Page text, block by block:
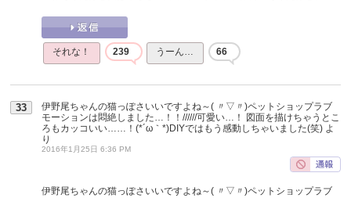
それな！ 239 うーん… 66
33
伊野尾ちゃんの猫っぽさいいですよね～( 〃▽〃)ペットショップラブ
モーションは悶絶しました…！！//////可愛い…！ 図面を描けちゃうとこ
ろもカッコいい……！(*´ω｀*)DIYではもう感動しちゃいました(笑) よ
り
2016年1月25日 6:36 PM
伊野尾ちゃんの猫っぽさいいですよね～( 〃▽〃)ペットショップラブ